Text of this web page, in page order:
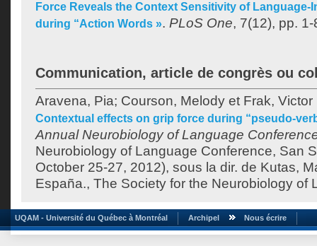
Force Reveals the Context Sensitivity of Language-
during “Action Words ». PLoS One, 7(12), pp. 1-
Communication, article de congrès ou
Aravena, Pia; Courson, Melody et Frak, Victor
Contextual effects on grip force during “pseudo-
Annual Neurobiology of Language
Neurobiology of Language Conference, San
October 25-27, 2012), sous la dir. de Kutas,
España., The Society for the Neurobiology of
UQAM - Université du Québec à Montréal Archipel Nous écrire